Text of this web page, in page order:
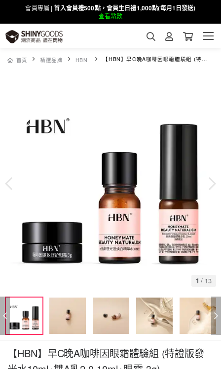
會員專屬 |首入會員禮500點，會員生日禮1,000點(每月1日發送)
查看點數
首頁 精選品牌 HBN 【HBN】早C晚A咖啡因眼霜體驗組 (特證版發光水10ml+雙A乳2.0 10ml+眼霜 3g)
1 / 13
【HBN】早C晚A咖啡因眼霜體驗組 (特證版發